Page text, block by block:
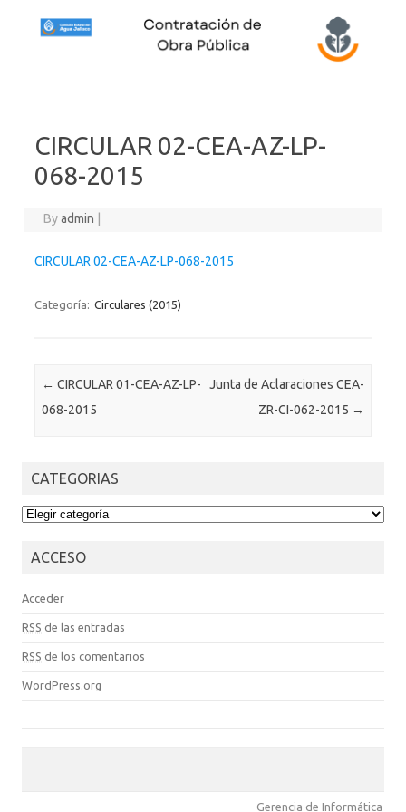
CIRCULAR 02-CEA-AZ-LP-
068-2015
Byadmin
CIRCULAR 02-CEA-AZ-LP-068-2015
Categoría: Circulares (2015)
Post navigation
← CIRCULAR 01-CEA-AZ-LP-
068-2015
Junta de Aclaraciones CEA-
ZR-CI-062-2015 →
CATEGORIAS
CATEGORIAS
ACCESO
Acceder
RSS de las entradas
RSS de los comentarios
WordPress.org
Gerencia de Informática